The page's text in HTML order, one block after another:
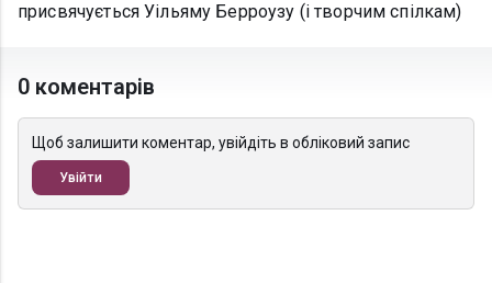
присвячується Уільяму Берроузу (і творчим спілкам)
0 коментарів
Щоб залишити коментар, увійдіть в обліковий запис
Увійти